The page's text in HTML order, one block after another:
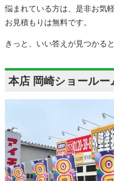
悩まれている方は、是非お気
お見積もりは無料です。
きっと、いい答えが見つかる
本店 岡崎ショール